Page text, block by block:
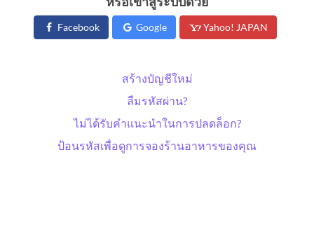
Facebook Google Yahoo! JAPAN
สร้างบัญชีใหม่
ลืมรหัสผ่าน?
ไม่ได้รับคำแนะนำในการปลดล็อก?
ป้อนรหัสเพื่อดูการจองร้านอาหารของคุณ